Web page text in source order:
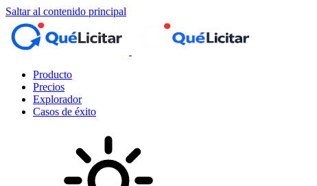
Saltar al contenido principal
Producto
Precios
Explorador
Casos de éxito